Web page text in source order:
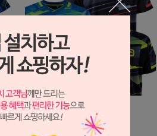
[andro] 산가이(Sangai)
80,000원
64,000원